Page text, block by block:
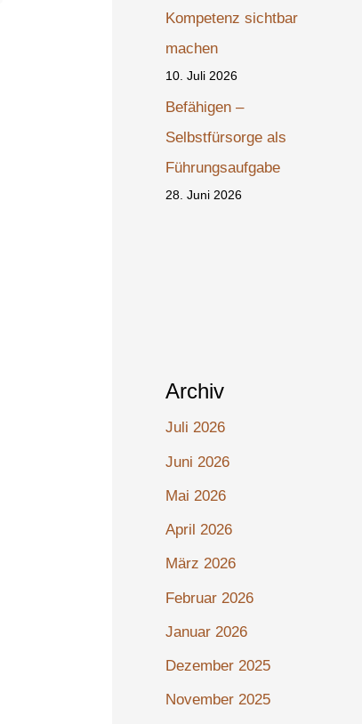
Kompetenz sichtbar
machen
10. Juli 2026
Befähigen –
Selbstfürsorge als
Führungsaufgabe
28. Juni 2026
Archiv
Juli 2026
Juni 2026
Mai 2026
April 2026
März 2026
Februar 2026
Januar 2026
Dezember 2025
November 2025